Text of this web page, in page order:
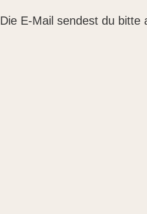
Die E-Mail sendest du bitte